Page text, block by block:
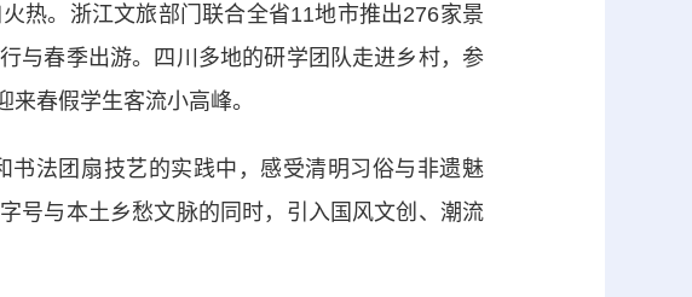
。浙江文旅部门联合全省11地市推出276家景
与春季出游。四川多地的研学团队走进乡村，参
春假学生客流小高峰。
法团扇技艺的实践中，感受清明习俗与非遗魅
号与本土乡愁文脉的同时，引入国风文创、潮流